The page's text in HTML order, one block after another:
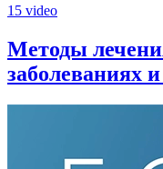
15 video
Методы
заболеваниях